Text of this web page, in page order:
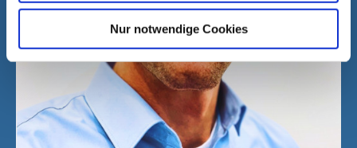
Nur notwendige Cookies